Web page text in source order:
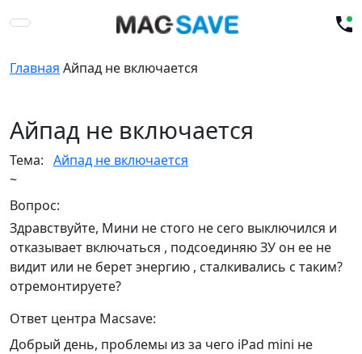
Главная Айпад не включается
Айпад не включается
Тема: Айпад не включается
~
Вопрос:
Здравствуйте, Мини не стого не сего выключился и
отказывает включаться , подсоединяю ЗУ он ее не
видит или не берет энергию , сталкивались с таким?
отремонтируете?
Ответ центра Macsave:
Добрый день, проблемы из за чего iPad mini не